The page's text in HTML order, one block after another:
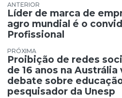
Navegação de
Líder de marca de
agro mundial é o
Profissional
Proibição de redes
de 16 anos na
debate sobre
pesquisador da Unesp